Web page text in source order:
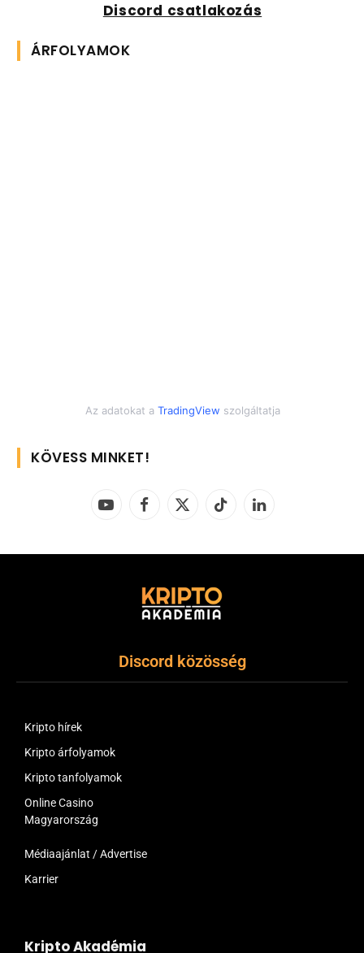
Discord csatlakozás
ÁRFOLYAMOK
Az adatokat a TradingView szolgáltatja
KÖVESS MINKET!
YouTubeFacebook
X
TikTok LinkedIn
Discord közösség
Kripto hírek
Kripto árfolyamok
Kripto tanfolyamok
Online Casino
Magyarország
Médiaajánlat / Advertise
Karrier
Kripto Akadémia